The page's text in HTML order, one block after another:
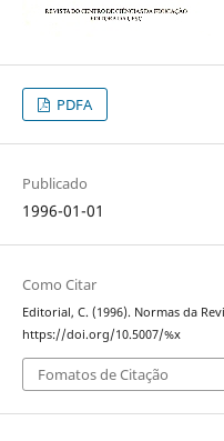
PDFA
Publicado
1996-01-01
Como Citar
Editorial, C. (1996). Normas da
https://doi.org/10.5007/%x
Fomatos de Citação